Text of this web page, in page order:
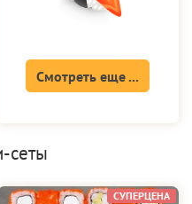
Смотреть еще ...
сеты
СУПЕРЦЕНА